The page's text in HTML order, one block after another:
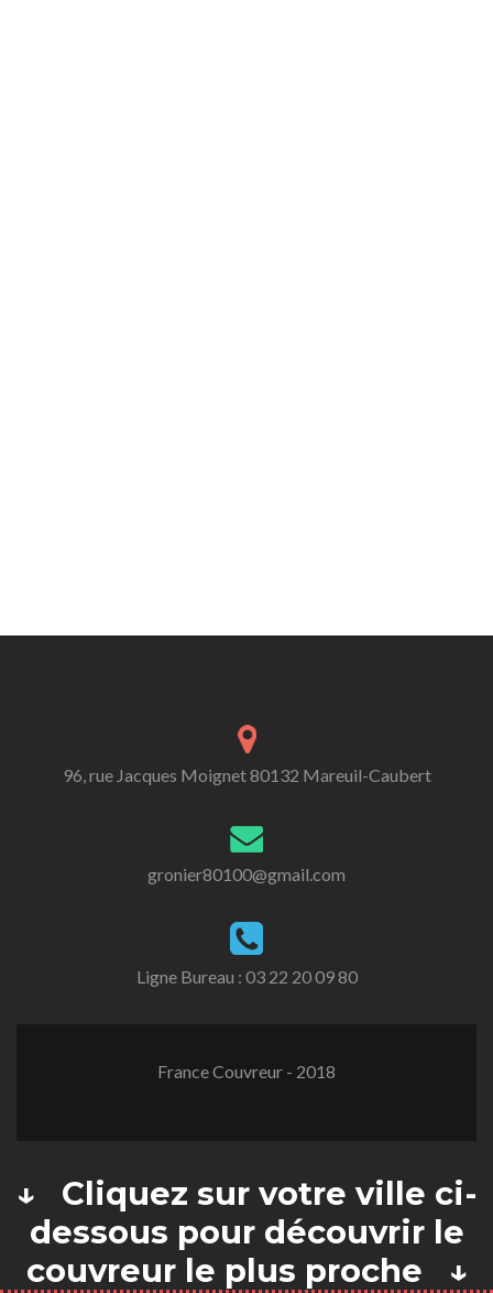
96, rue Jacques Moignet 80132 Mareuil-Caubert
gronier80100@gmail.com
Ligne Bureau : 03 22 20 09 80
France Couvreur - 2018
↓ Cliquez sur votre ville ci-
dessous pour découvrir le
couvreur le plus proche ↓